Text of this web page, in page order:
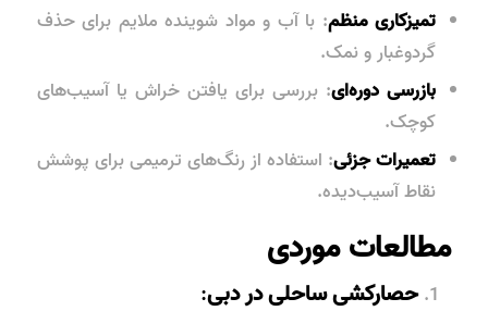
تمیزکاری منظم: با آب و مواد شوینده ملایم برای حذف
گردوغبار و نمک.
بازرسی دوره‌ای: بررسی برای یافتن خراش یا آسیب‌های
کوچک.
تعمیرات جزئی: استفاده از رنگ‌های ترمیمی برای پوشش
نقاط آسیب‌دیده.
مطالعات موردی
حصارکشی ساحلی در دبی: